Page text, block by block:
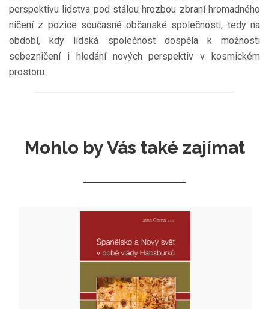
perspektivu lidstva pod stálou hrozbou zbraní hromadného
ničení z pozice současné občanské společnosti, tedy na
období, kdy lidská společnost dospěla k možnosti
sebezničení i hledání nových perspektiv v kosmickém
prostoru.
Mohlo by Vás také zajímat